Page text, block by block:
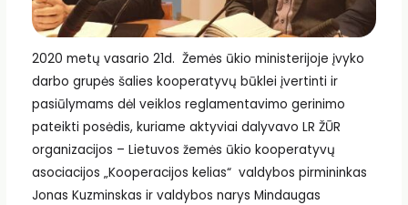
2020 metų vasario 21d. Žemės ūkio ministerijoje įvyko
darbo grupės šalies kooperatyvų būklei įvertinti ir
pasiūlymams dėl veiklos reglamentavimo gerinimo
pateikti posėdis, kuriame aktyviai dalyvavo LR ŽŪR
organizacijos – Lietuvos žemės ūkio kooperatyvų
asociacijos „Kooperacijos kelias“ valdybos pirmininkas
Jonas Kuzminskas ir valdybos narys Mindaugas